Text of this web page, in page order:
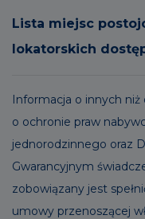
Lista miejsc
lokatorskich
Informacja o innych niż
o ochronie praw
jednorodzinnego oraz
Gwarancyjnym
zobowiązany jest
umowy przenoszącej